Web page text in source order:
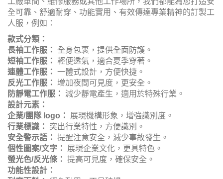
在選擇維修工人服的布料時,耐磨性和耐髒性是關鍵考量。
由於工人需經常接觸機器,衣服很容易受到磨損,因此面料必
須耐用。同時,耐髒的色彩如藏青色、中灰色等也較為實用,
既美觀又便於清洗。妙衫工裝建議選用滌棉或滌棉帆布,既
兼顧了舒適性,又具有良好的性價比。通過選擇合適的面料,
不僅能延長工人服的使用壽命,也能提高整體的使用效果。
工人服 — Logo
在維修工人服上加入公司LOGO標誌,不僅能凸顯專業性和規
範性,更有利於塑造企業的專業形象。這種做法可以幫助企
業建立明確的品牌識別,增強員工的歸屬感,同時也能向客戶
展現企業的專業水準,有助於提升企業整體形象。因此,在設
計維修工人服時,適度運用LOGO元素是一種不錯的選擇。